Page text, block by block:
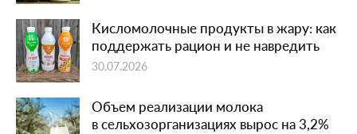
Кисломолочные продукты в жару: как
поддержать рацион и не навредить
30.07.2026
Объем реализации молока
в сельхозорганизациях вырос на 3,2%